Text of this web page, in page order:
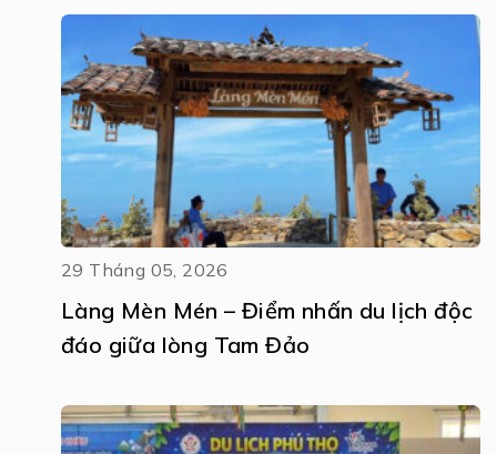
29 Tháng 05, 2026
Làng Mèn Mén – Điểm nhấn du lịch độc
đáo giữa lòng Tam Đảo